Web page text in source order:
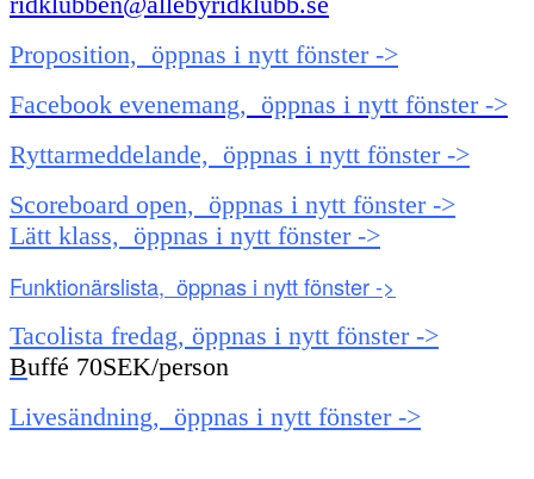
Proposition, öppnas i nytt fönster ->
Facebook evenemang, öppnas i nytt fönster ->
Ryttarmeddelande, öppnas i nytt fönster ->
Scoreboard open, öppnas i nytt fönster ->
Lätt klass, öppnas i nytt fönster ->
Funktionärslista, öppnas i nytt fönster ->
Tacolista fredag, öppnas i nytt fönster ->
Buffé 70SEK/person
Livesändning, öppnas i nytt fönster ->